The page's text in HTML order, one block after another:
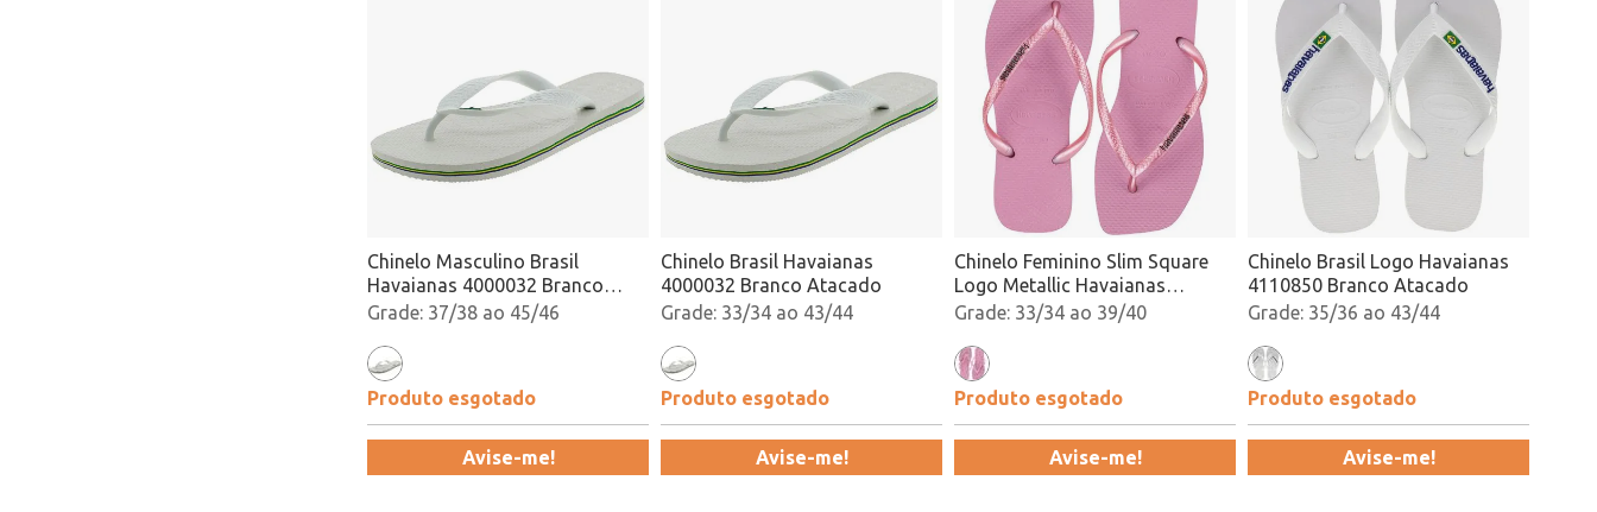
Chinelo Masculino Brasil
Havaianas 4000032 Branco
Atacado37/38 ao 45/46
Produto esgotado
Avise-me!
Chinelo Brasil Havaianas
4000032 Branco Atacado
33/34 ao 43/44
Produto esgotado
Avise-me!
Chinelo Feminino Slim Square
Logo Metallic Havaianas
4148257 Rosa Atacado
33/34 ao 39/40
Produto esgotado
Avise-me!
Chinelo Brasil Logo Havaianas
4110850 Branco Atacado
35/36 ao 43/44
Produto esgotado
Avise-me!